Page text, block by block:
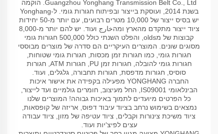
Guangzhou Yonghang Transmission Belt Co., Ltd. הוקמה
בשנת 2014, ועוסקת בייצור ובפיתוח חגורות גומי. ל-Yonghang
יש בסיס ייצור של 10,000 מטרים רבועים, עם יותר מ-50 יחידות
ציוד ייצור מתקדם מהארץ ומהخارج ועוד. יש להם יותר מ-8,000
קבוצות של מolds, והפלט השנתי כולל 500,000 חגורות גומי
מסוגים שונים. המוצרים העיקריים הם סדרה של מוצרים מבוססי
חגורות גומי, כמו חגורות זמן מכסות, חגורות גומי שטוחות,
חגורות גומי להובלה, חגורות זמן PU, חגורות ATM, חגורות
סוסיס, חגורות מדפסת, חגורות תחבורה, גלגלים, ועוד.
החברה YONGHANG מפעילה בקפידה את אישור איכות
הבינלאומי IS09001, החל מעיצוב, חומרים גולמיים ועד לייצור,
כל הפרטים מיועדים לתמוך באיכות גבוהה! המוצרים שלנו
נמצאים בשימוש נרחב בציוד עיבוד דפוס, אריזה של קופסאות,
ציוד משיכת צינורות וקבלים, ציוד עטיפה של מזון, ציוד עבודה
עצים לפיצ'יות ועוד.